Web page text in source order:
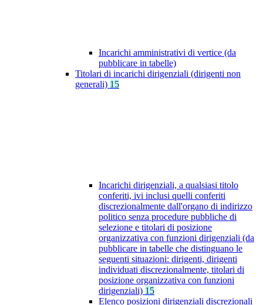
Incarichi amministrativi di vertice (da
pubblicare in tabelle)
Titolari di incarichi dirigenziali (dirigenti non
generali) 15
Incarichi dirigenziali, a qualsiasi titolo
conferiti, ivi inclusi quelli conferiti
discrezionalmente dall'organo di indirizzo
politico senza procedure pubbliche di
selezione e titolari di posizione
organizzativa con funzioni dirigenziali (da
pubblicare in tabelle che distinguano le
seguenti situazioni: dirigenti, dirigenti
individuati discrezionalmente, titolari di
posizione organizzativa con funzioni
dirigenziali) 15
Elenco posizioni dirigenziali discrezionali